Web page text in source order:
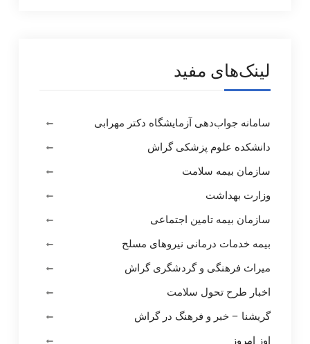
لینک‌های مفید
سامانه جواب‌دهی آزمایشگاه دکتر مهرابی
دانشکده علوم پزشکی گراش
سازمان بیمه سلامت
وزارت بهداشت
سازمان بیمه تامین اجتماعی
بیمه خدمات درمانی نیروهای مسلح
میراث فرهنگی و گردشگری گراش
اخبار طرح تحول سلامت
گریشنا – خبر و فرهنگ در گراش
اوز امروز